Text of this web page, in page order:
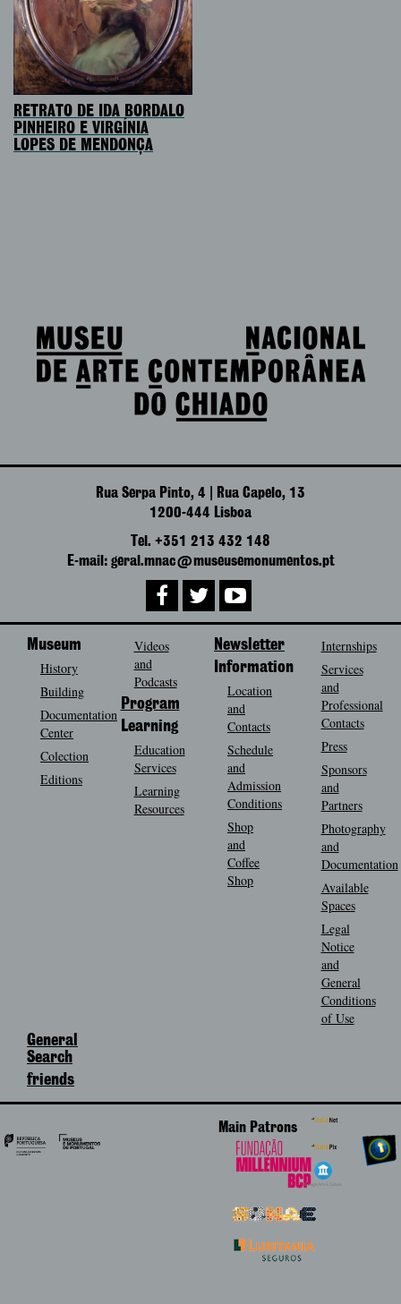
RETRATO DE IDA BORDALO
PINHEIRO E VIRGÍNIA
LOPES DE MENDONÇA
Rua Serpa Pinto, 4 | Rua Capelo, 13
1200-444 Lisboa
Tel. +351 213 432 148
E-mail: geral.mnac@museusemonumentos.pt
Museum
History
Building
Documentation
Center
Colection
Editions
Videos
and
Podcasts
Program
Learning
Education
Services
Learning
Resources
Newsletter
Information
Location
and
Contacts
Schedule
and
Admission
Conditions
Shop
and
Coffee
Shop
Internships
Services
and
Professional
Contacts
Press
Sponsors
and
Partners
Photography
and
Documentation
Available
Spaces
Legal
Notice
and
General
Conditions
of Use
General
Search
friends
Main Patrons